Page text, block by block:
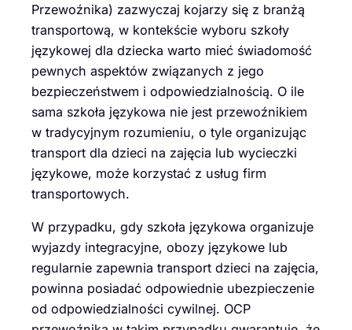
Przewoźnika) zazwyczaj kojarzy się z branżą
transportową, w kontekście wyboru szkoły
językowej dla dziecka warto mieć świadomość
pewnych aspektów związanych z jego
bezpieczeństwem i odpowiedzialnością. O ile
sama szkoła językowa nie jest przewoźnikiem
w tradycyjnym rozumieniu, o tyle organizując
transport dla dzieci na zajęcia lub wycieczki
językowe, może korzystać z usług firm
transportowych.
W przypadku, gdy szkoła językowa organizuje
wyjazdy integracyjne, obozy językowe lub
regularnie zapewnia transport dzieci na zajęcia,
powinna posiadać odpowiednie ubezpieczenie
od odpowiedzialności cywilnej. OCP